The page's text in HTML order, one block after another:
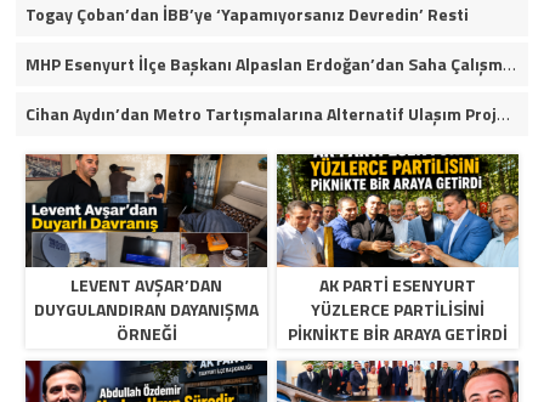
Togay Çoban’dan İBB’ye ‘Yapamıyorsanız Devredin’ Resti
MHP Esenyurt İlçe Başkanı Alpaslan Erdoğan’dan Saha Çalışmaları ve Yerel Gündeme İlişkin Açıklamalar
Cihan Aydın’dan Metro Tartışmalarına Alternatif Ulaşım Projesi
LEVENT AVŞAR’DAN
DUYGULANDIRAN DAYANIŞMA
ÖRNEĞI
AK PARTI ESENYURT
YÜZLERCE PARTILISINI
PIKNIKTE BIR ARAYA GETIRDI